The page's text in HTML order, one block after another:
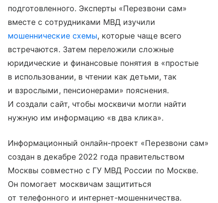
подготовленного. Эксперты «Перезвони сам»
вместе с сотрудниками МВД изучили
мошеннические схемы, которые чаще всего
встречаются. Затем переложили сложные
юридические и финансовые понятия в «простые
в использовании, в чтении как детьми, так
и взрослыми, пенсионерами» пояснения.
И создали сайт, чтобы москвичи могли найти
нужную им информацию «в два клика».
Информационный онлайн-проект «Перезвони сам»
создан в декабре 2022 года правительством
Москвы совместно с ГУ МВД России по Москве.
Он помогает москвичам защититься
от телефонного и интернет-мошенничества.